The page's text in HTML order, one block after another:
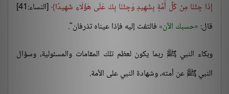
إِذَا جِئْنَا مِنْ كُلِّ أُمَّةٍ بِشَهِيدٍ وَجِئْنَا بِكَ عَلَى هَؤُلَاءِ شَهِيدًا
[النساء:41]
قال: حسبك الآن فالتفت إليه فإذا عيناه تذرفان".
وبكاء النبي ﷺ ربما يكون لعظم تلك المقامات والمسئولية، وسؤال
النبي ﷺ عن أمته، وشهادة النبي على الأمة.